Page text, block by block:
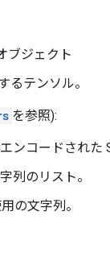
ブジェクト
るテンソル。
を参照):
ンコードされた
列のリスト。
の文字列。